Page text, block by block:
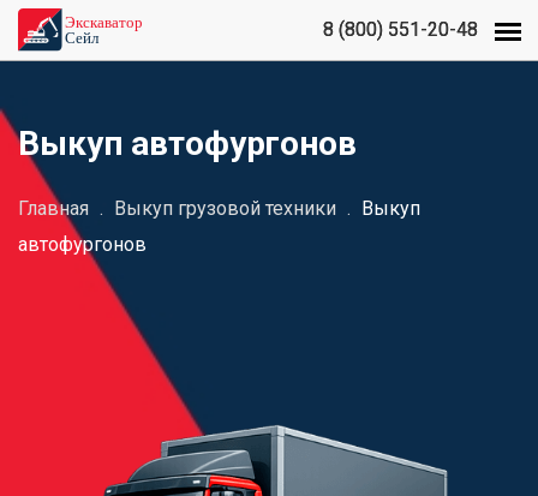
8 (800) 551-20-48
8 (800) 551-20-48
Выкуп автофургонов
Главная . Выкуп грузовой техники . Выкуп
автофургонов